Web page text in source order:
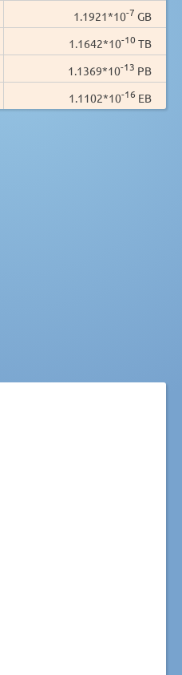
1.1921*10-7 GB
1.1642*10-10 TB
1.1369*10-13 PB
1.1102*10-16 EB